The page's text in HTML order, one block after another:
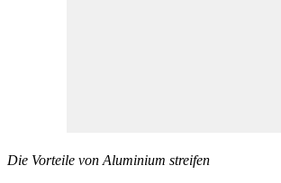
Die Vorteile von Aluminium streifen